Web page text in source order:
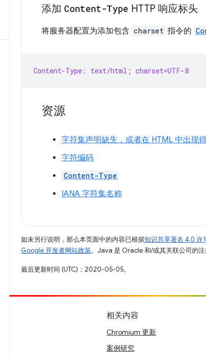
添加 Content-Type HTTP 响应标头
将服务器配置为添加包含 charset 指令的
Content-Type: text/html; charset=UTF-8
资源
字符集声明缺失，或者在 HTML 中出现
字符编码
Content-Type
IANA 字符集名称
如未另行说明，那么本页面中的内容已根据知识共享署名 4.0 许
Google 开发者网站政策。Java 是 Oracle 和/或其关联公司的注
最后更新时间 (UTC)：2020-05-05。
相关内容
Chromium 更新
案例研究